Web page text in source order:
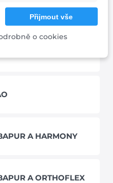
postýlky
A HARMONY
A ORTHOFLEX
Přijmout vše
o cookies